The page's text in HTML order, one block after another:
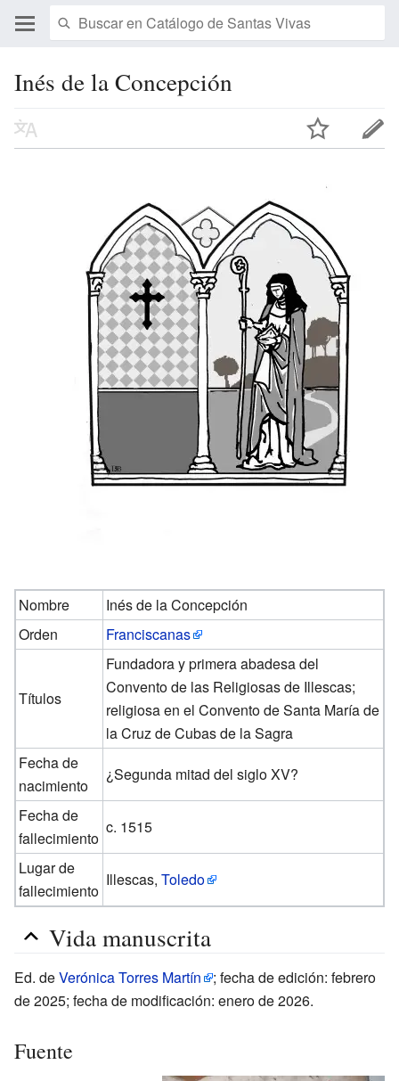
Inés de la Concepción
Nombre
Inés de la Concepción
Orden
Franciscanas
Títulos
Fundadora y primera abadesa del
Convento de las Religiosas de Illescas;
religiosa en el Convento de Santa María de
la Cruz de Cubas de la Sagra
Fecha de
nacimiento
¿Segunda mitad del siglo XV?
Fecha de
fallecimiento
c. 1515
Lugar de
fallecimiento
Illescas,Toledo
Vida manuscrita
Ed. deVerónica Torres Martín
; fecha de edición: febrero
de 2025; fecha de modificación: enero de 2026.
Fuente